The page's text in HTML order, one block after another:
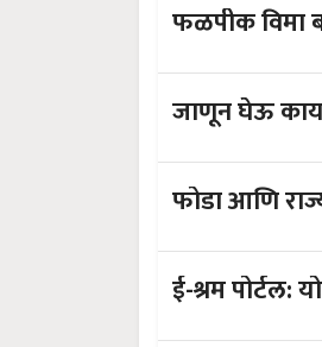
फळपीक विमा
जाणून घेऊ काय
फोडा आणि
ई-श्रम पोर्टल: